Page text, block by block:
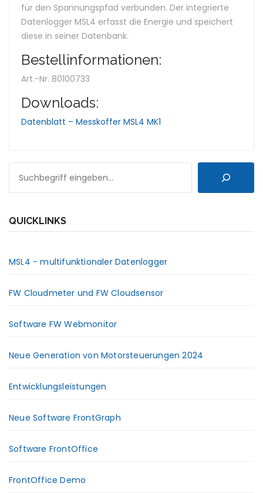
für den Spannungspfad verbunden. Der integrierte
Datenlogger MSL4 erfasst die Energie und speichert
diese in seiner Datenbank.
Bestellinformationen:
Art.-Nr. 80100733
Downloads:
Datenblatt – Messkoffer MSL4 MK1
QUICKLINKS
MSL4 - multifunktionaler Datenlogger
FW Cloudmeter und FW Cloudsensor
Software FW Webmonitor
Neue Generation von Motorsteuerungen 2024
Entwicklungsleistungen
Neue Software FrontGraph
Software FrontOffice
FrontOffice Demo